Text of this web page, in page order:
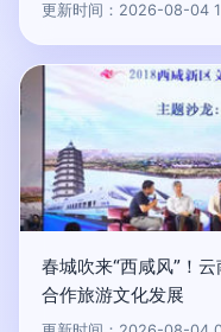
更新时间：2026-08-04
春城吹来“西咸风”！
合作旅游文化发展